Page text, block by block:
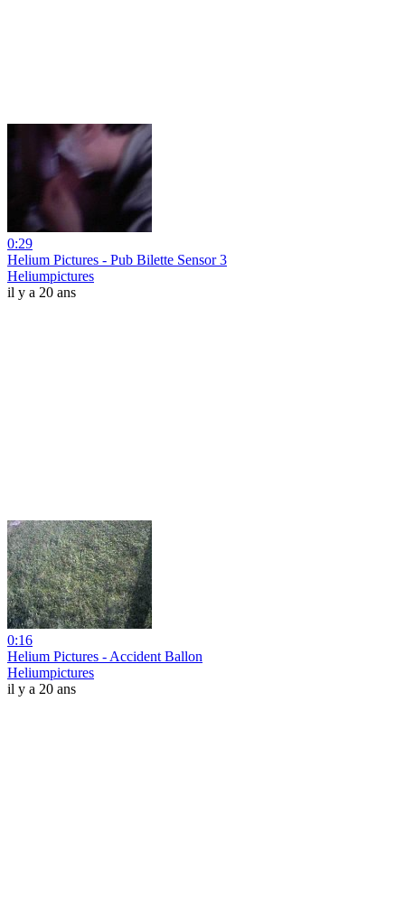
0:29
Helium Pictures - Pub Bilette Sensor 3
Heliumpictures
il y a 20 ans
0:16
Helium Pictures - Accident Ballon
Heliumpictures
il y a 20 ans